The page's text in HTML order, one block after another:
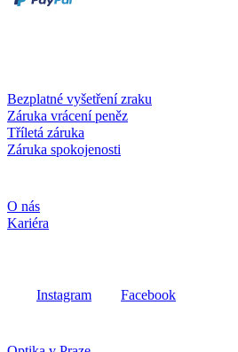
Bezplatné vyšetření zraku
Záruka vrácení peněz
Tříletá záruka
Záruka spokojenosti
O nás
Kariéra
Instagram Facebook